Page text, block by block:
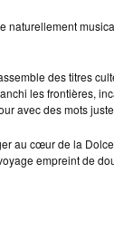
naturellement
des titres
les frontières,
avec des mots
au cœur de la
empreint de